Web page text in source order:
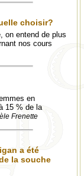
choisir?
on entend de plus
nos cours
en
15 % de la
Frenette
a été
la souche